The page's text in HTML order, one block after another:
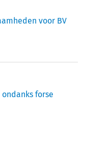
voor BV
forse